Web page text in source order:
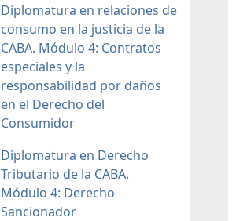
Diplomatura en relaciones de
consumo en la justicia de la
CABA. Módulo 4: Contratos
especiales y la
responsabilidad por daños
en el Derecho del
Consumidor
Diplomatura en Derecho
Tributario de la CABA.
Módulo 4: Derecho
Sancionador